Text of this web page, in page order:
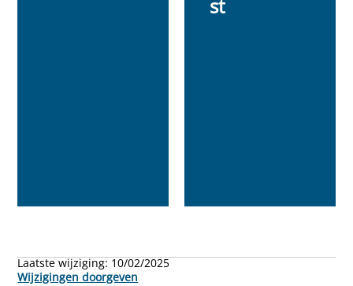
st
Laatste wijziging: 10/02/2025
Wijzigingen doorgeven